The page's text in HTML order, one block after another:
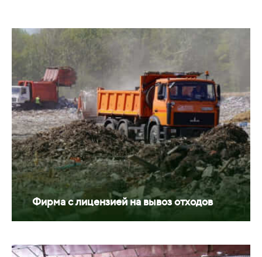
Фирма с лицензией на вывоз отходов